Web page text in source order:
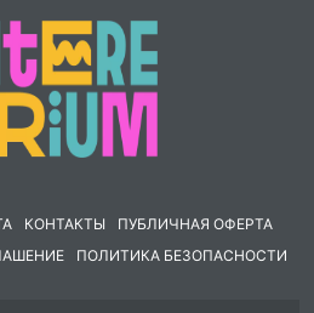
во время
открыть на любом
и творить, не
для новичка.
КОНТАКТЫ
ПУБЛИЧНАЯ ОФЕРТА
ПОЛИТИКА БЕЗОПАСНОСТИ